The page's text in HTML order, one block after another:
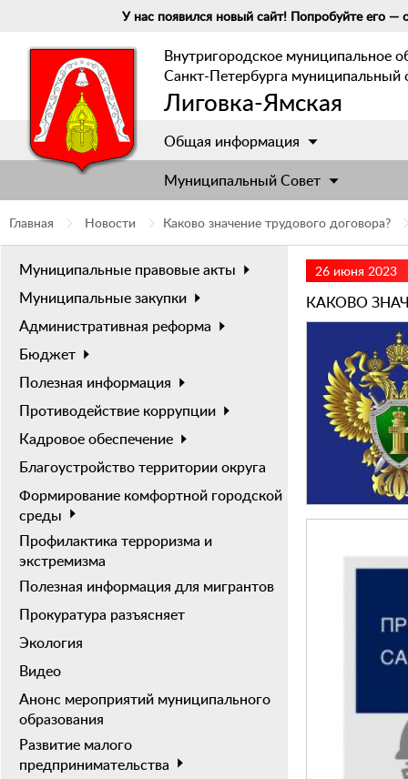
У нас появился новый сайт! Попробуйте его —
Внутригородское муниципальное
Санкт-Петербурга муниципальный
Лиговка-Ямская
Общая информация
Муниципальный Cовет
Главная Новости Каково значение трудового договора?
Муниципальные правовые акты
Муниципальные закупки
Административная реформа
Бюджет
Полезная информация
Противодействие коррупции
Кадровое обеспечение
Благоустройство территории округа
Формирование комфортной городской
среды
Профилактика терроризма и
экстремизма
Полезная информация для мигрантов
Прокуратура разъясняет
Экология
Видео
Анонс мероприятий муниципального
образования
Развитие малого
предпринимательства
26 июня 2023
КАКОВО